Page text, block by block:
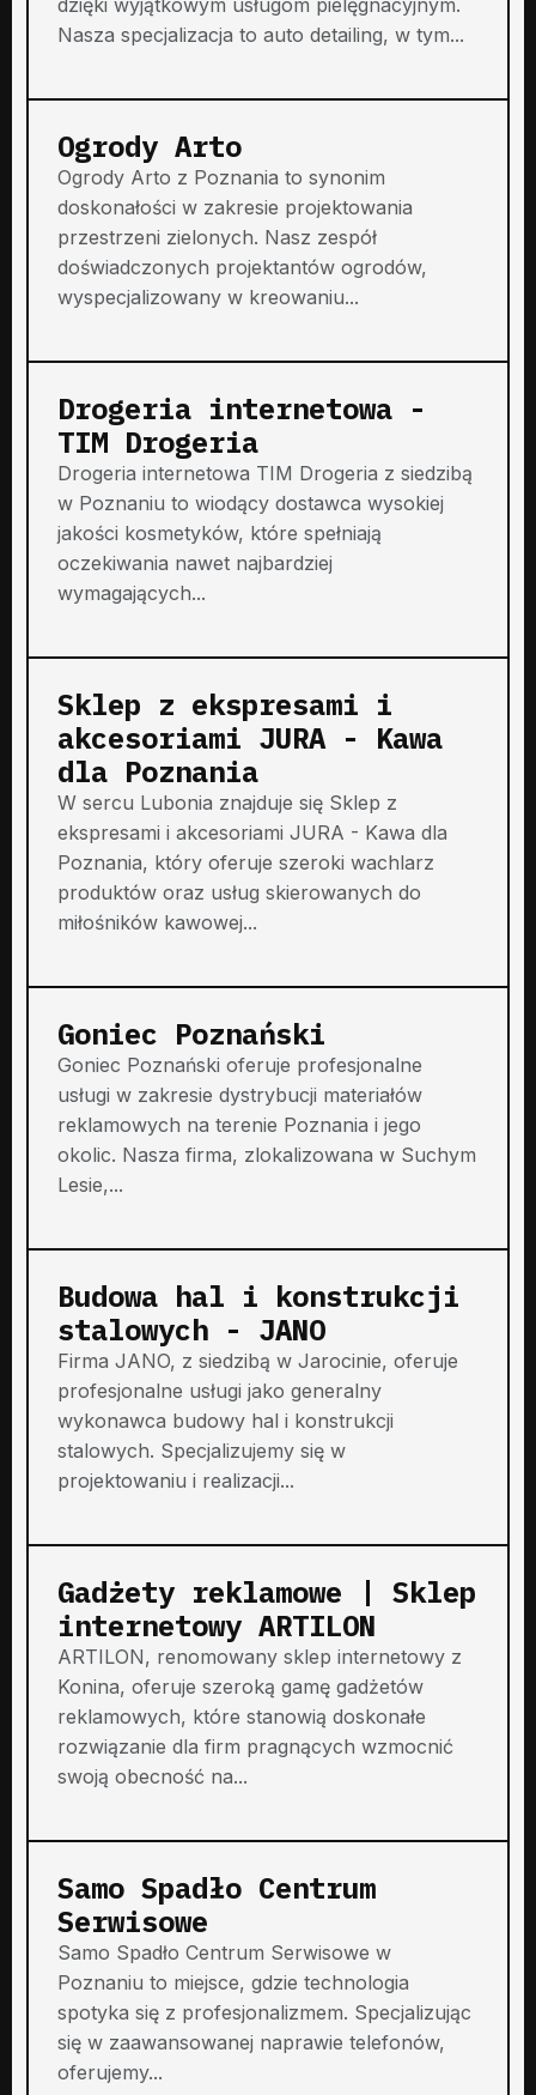
Nasza specjalizacja to auto detailing, w tym...
Ogrody Arto
Ogrody Arto z Poznania to synonim
doskonałości w zakresie projektowania
przestrzeni zielonych. Nasz zespół
doświadczonych projektantów ogrodów,
wyspecjalizowany w kreowaniu...
Drogeria internetowa -
TIM Drogeria
Drogeria internetowa TIM Drogeria z siedzibą
w Poznaniu to wiodący dostawca wysokiej
jakości kosmetyków, które spełniają
oczekiwania nawet najbardziej
wymagających...
Sklep z ekspresami i
akcesoriami JURA - Kawa
dla Poznania
W sercu Lubonia znajduje się Sklep z
ekspresami i akcesoriami JURA - Kawa dla
Poznania, który oferuje szeroki wachlarz
produktów oraz usług skierowanych do
miłośników kawowej...
Goniec Poznański
Goniec Poznański oferuje profesjonalne
usługi w zakresie dystrybucji materiałów
reklamowych na terenie Poznania i jego
okolic. Nasza firma, zlokalizowana w Suchym
Lesie,...
Budowa hal i konstrukcji
stalowych - JANO
Firma JANO, z siedzibą w Jarocinie, oferuje
profesjonalne usługi jako generalny
wykonawca budowy hal i konstrukcji
stalowych. Specjalizujemy się w
projektowaniu i realizacji...
Gadżety reklamowe | Sklep
internetowy ARTILON
ARTILON, renomowany sklep internetowy z
Konina, oferuje szeroką gamę gadżetów
reklamowych, które stanowią doskonałe
rozwiązanie dla firm pragnących wzmocnić
swoją obecność na...
Samo Spadło Centrum
Serwisowe
Samo Spadło Centrum Serwisowe w
Poznaniu to miejsce, gdzie technologia
spotyka się z profesjonalizmem. Specjalizując
się w zaawansowanej naprawie telefonów,
oferujemy...